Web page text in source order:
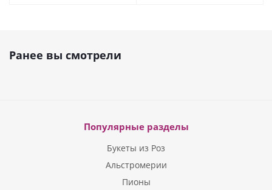
Ранее вы смотрели
Популярные разделы
Букеты из Роз
Альстромерии
Пионы